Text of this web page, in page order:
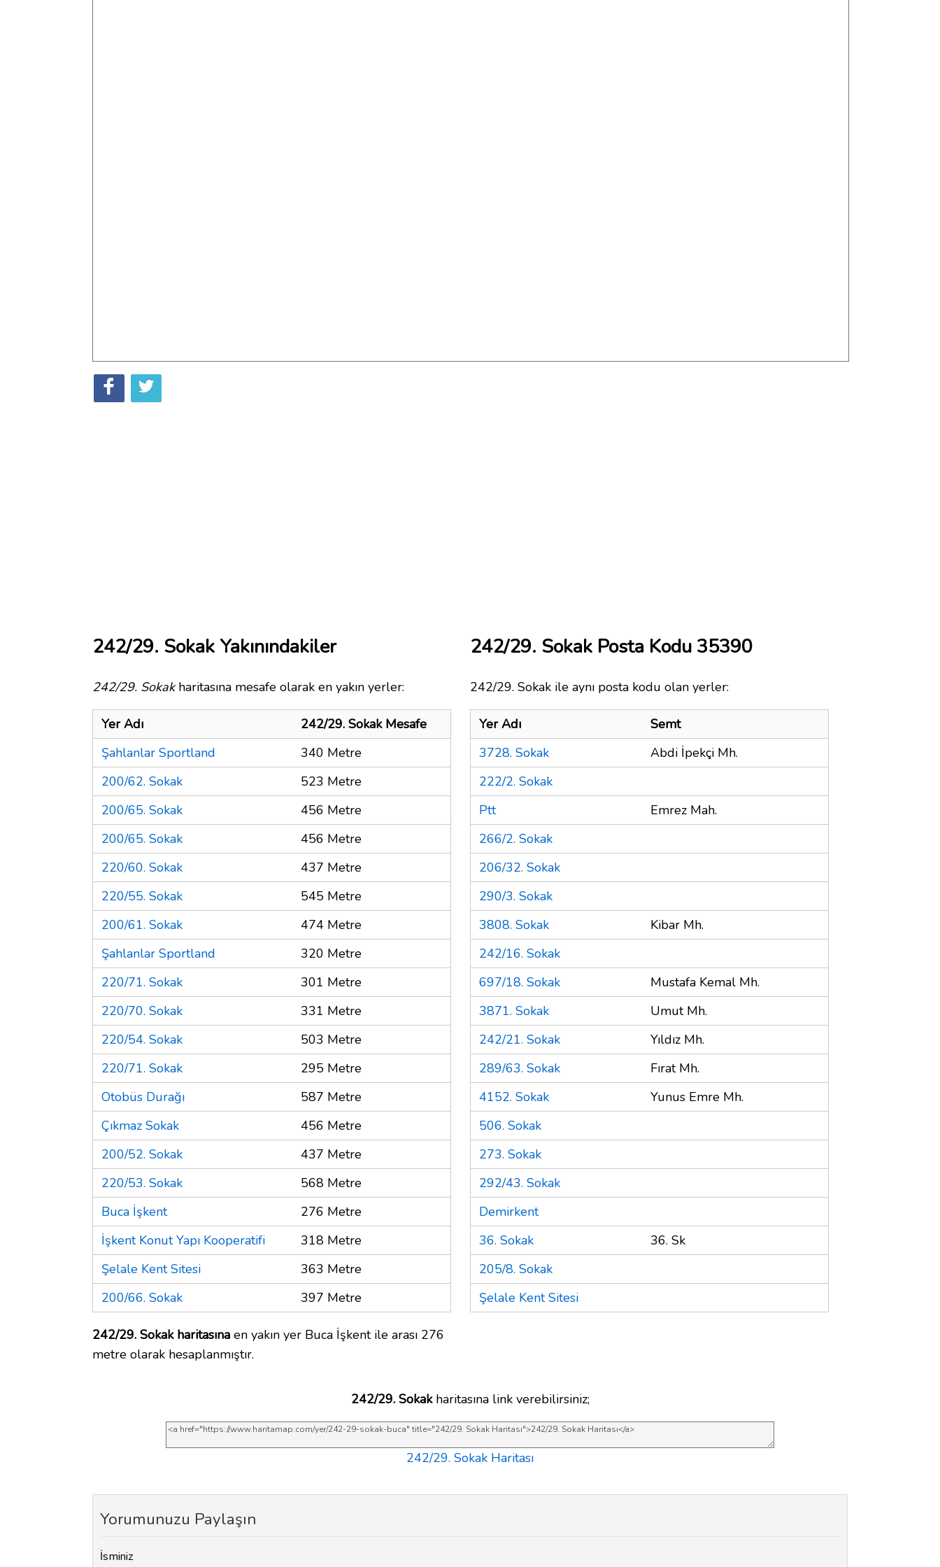
242/29. Sokak Yakınındakiler
242/29. Sokakharitasına mesafe olarak en yakın yerler:
Yer Adı
242/29. Sokak Mesafe
Şahlanlar Sportland
340 Metre
200/62. Sokak
523 Metre
200/65. Sokak
456 Metre
200/65. Sokak
456 Metre
220/60. Sokak
437 Metre
220/55. Sokak
545 Metre
200/61. Sokak
474 Metre
Şahlanlar Sportland
320 Metre
220/71. Sokak
301 Metre
220/70. Sokak
331 Metre
220/54. Sokak
503 Metre
220/71. Sokak
295 Metre
Otobüs Durağı
587 Metre
Çıkmaz Sokak
456 Metre
200/52. Sokak
437 Metre
220/53. Sokak
568 Metre
Buca İşkent
276 Metre
İşkent Konut Yapı Kooperatifi
318 Metre
Şelale Kent Sitesi
363 Metre
200/66. Sokak
397 Metre
242/29. Sokak haritasına en yakın yer Buca İşkent ile arası 276
metre olarak hesaplanmıştır.
242/29. Sokak Posta Kodu 35390
242/29. Sokak ile aynı posta kodu olan yerler:
Yer Adı
Semt
3728. Sokak
Abdi İpekçi Mh.
222/2. Sokak
Ptt
Emrez Mah.
266/2. Sokak
206/32. Sokak
290/3. Sokak
3808. Sokak
Kibar Mh.
242/16. Sokak
697/18. Sokak
Mustafa Kemal Mh.
3871. Sokak
Umut Mh.
242/21. Sokak
Yıldız Mh.
289/63. Sokak
Fırat Mh.
4152. Sokak
Yunus Emre Mh.
506. Sokak
273. Sokak
292/43. Sokak
Demirkent
36. Sokak
36. Sk
205/8. Sokak
Şelale Kent Sitesi
242/29. Sokakharitasına link verebilirsiniz;
242/29. Sokak Haritası
Yorumunuzu Paylaşın
İsminiz